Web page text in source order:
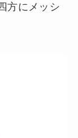
方にメッシ